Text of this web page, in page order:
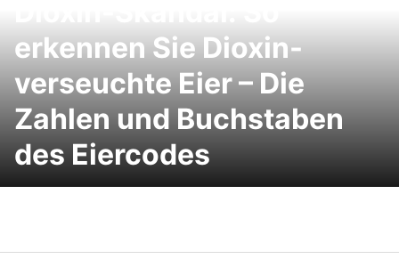
erkennen Sie Dioxin-
verseuchte Eier – Die
Zahlen und Buchstaben
des Eiercodes